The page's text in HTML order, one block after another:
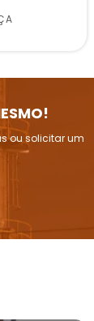
ou solicitar um